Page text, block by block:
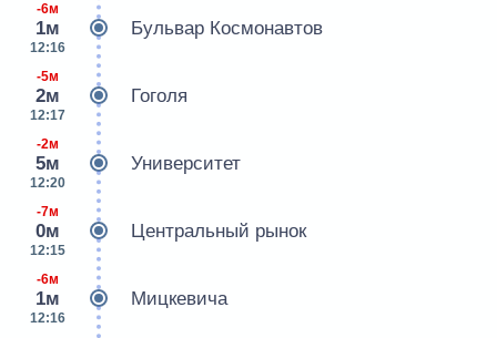
-6м
1м
12:16
Бульвар Космонавтов
-5м
2м
12:17
Гоголя
-2м
5м
12:20
Университет
-7м
0м
12:15
Центральный рынок
-6м
1м
12:16
Мицкевича